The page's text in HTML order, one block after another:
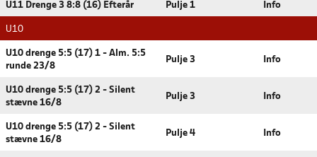
U11 Drenge 3 8:8 (16) Efterår Pulje 1 Info
U10
U10 drenge 5:5 (17) 1 - Alm. 5:5
runde 23/8
Pulje 3 Info
U10 drenge 5:5 (17) 2 - Silent
stævne 16/8
Pulje 3 Info
U10 drenge 5:5 (17) 2 - Silent
stævne 16/8
Pulje 4 Info